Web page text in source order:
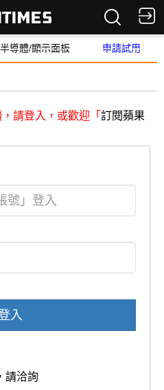
半導體/顯示面板 申請試用
請登入，或歡迎「 訂閱蘋果
入
請洽詢